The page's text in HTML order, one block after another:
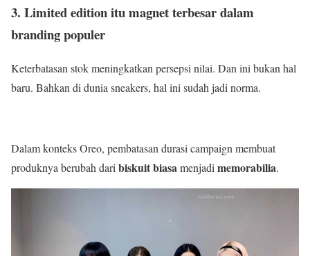
3. Limited edition itu magnet terbesar dalam
branding populer
Keterbatasan stok meningkatkan persepsi nilai. Dan ini bukan hal
baru. Bahkan di dunia sneakers, hal ini sudah jadi norma.
Dalam konteks Oreo, pembatasan durasi campaign membuat
produknya berubah dari biskuit biasamenjadi memorabilia.